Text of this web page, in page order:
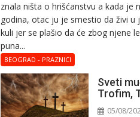
znala ništa o hrišćanstvu a kada je
gоdina, otac ju je smestio da živi u
kuli jer se plašio da će zbog njene
puna...
BEOGRAD - PRAZNICI
Sveti
Trofim,
05/08/